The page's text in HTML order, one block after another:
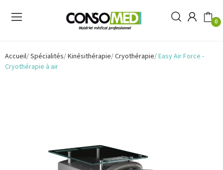
0
Accueil Spécialités Kinésithérapie Cryothérapie Easy Air Force -
Cryothérapie à air